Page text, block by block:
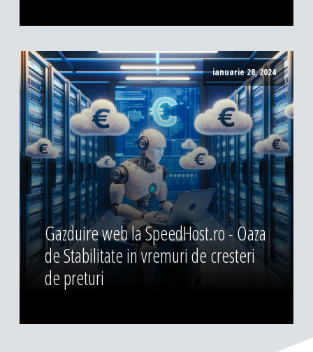
ianuarie 28, 2024
Gazduire web la SpeedHost.ro - Oaza
de Stabilitate in vremuri de cresteri
de preturi